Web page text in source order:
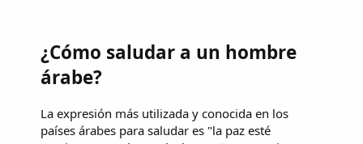
¿Cómo saludar a un hombre
árabe?
La expresión más utilizada y conocida en los
países árabes para saludar es "la paz esté